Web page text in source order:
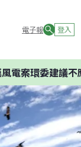
電子報 登入
不應開發